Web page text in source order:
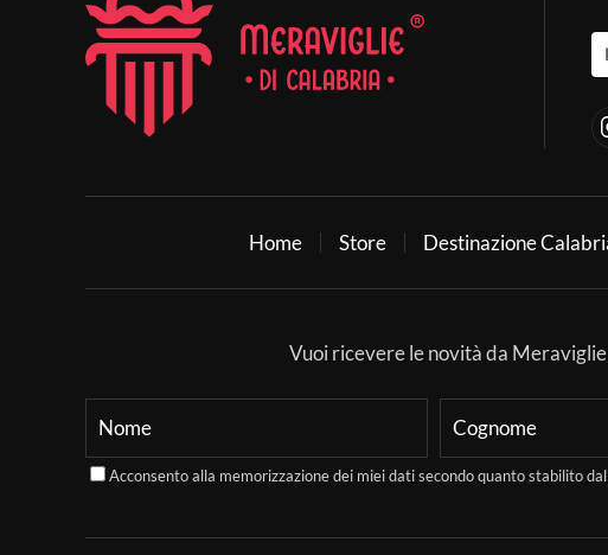
Home Store Destinazione
Vuoi ricevere le novità da
Acconsento alla memorizzazione dei miei dati secondo quanto stabilito